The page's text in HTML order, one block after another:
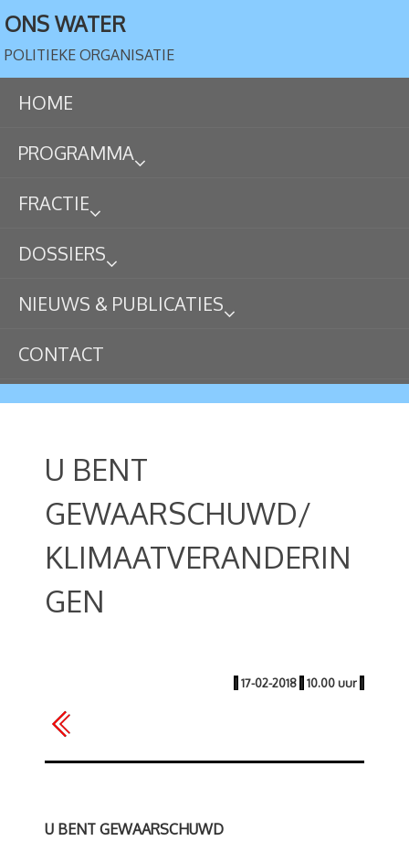
ONS WATER
POLITIEKE ORGANISATIE
HOME
PROGRAMMA
FRACTIE
DOSSIERS
NIEUWS & PUBLICATIES
CONTACT
U BENT
GEWAARSCHUWD/
KLIMAATVERANDERIN
GEN
| 17-02-2018 | 10.00 uur |
U BENT GEWAARSCHUWD